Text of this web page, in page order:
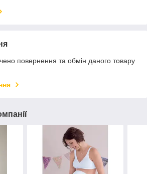
повернення та обмін даного товару